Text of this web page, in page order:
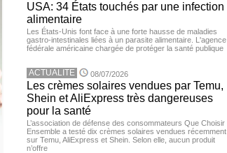
USA: 34 États touchés par une infection
alimentaire
Les États-Unis font face à une forte hausse de maladies
gastro-intestinales liées à un parasite alimentaire. L'agence
fédérale américaine chargée de protéger la santé publique
ACTUALITE 08/07/2026
Les crèmes solaires vendues par Temu,
Shein et AliExpress très dangereuses
pour la santé
L’association de défense des consommateurs Que Choisir
Ensemble a testé dix crèmes solaires vendues récemment
sur Temu, AliExpress et Shein. Selon elle, aucun produit
n’offre